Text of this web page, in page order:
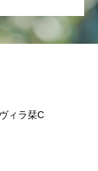
ィラ栞C